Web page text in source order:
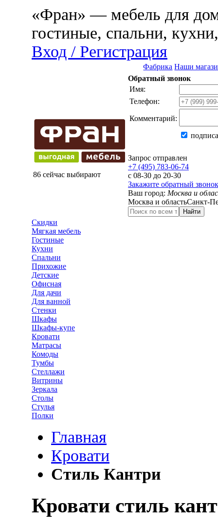
«Фран» — мебель для
гостиные, спальни,
Вход / Регистрация
Фабрика Наши
86 сейчас выбирают
Обратный звонок
Имя:
Телефон:
Комментарий:
Запрос отправлен
+7 (495) 783-06-74
с 08-30 до 20-30
Закажите обратный звонок
Ваш город: Москва и
Москва и областьСанкт-
Найти
Скидки
Мягкая мебель
Гостиные
Кухни
Спальни
Прихожие
Детские
Офисная
Для дачи
Для ванной
Стенки
Шкафы
Шкафы-купе
Кровати
Матрасы
Комоды
Тумбы
Стеллажи
Витрины
Зеркала
Столы
Стулья
Полки
Главная
Кровати
Стиль Кантри
Кровати стиль